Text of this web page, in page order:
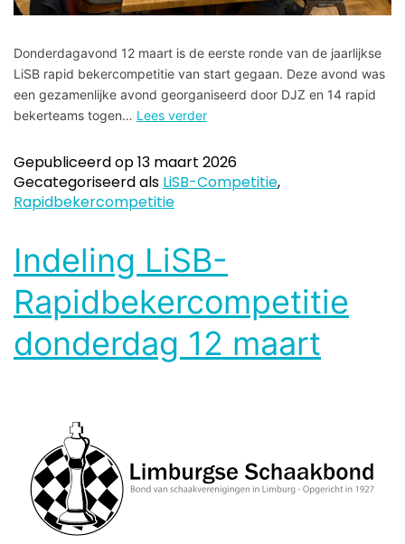
Donderdagavond 12 maart is de eerste ronde van de jaarlijkse
LiSB rapid bekercompetitie van start gegaan. Deze avond was
een gezamenlijke avond georganiseerd door DJZ en 14 rapid
bekerteams togen… Lees verder
Gepubliceerd op13 maart 2026
Gecategoriseerd als LiSB-Competitie,
Rapidbekercompetitie
Indeling LiSB-
Rapidbekercompetitie
donderdag 12 maart